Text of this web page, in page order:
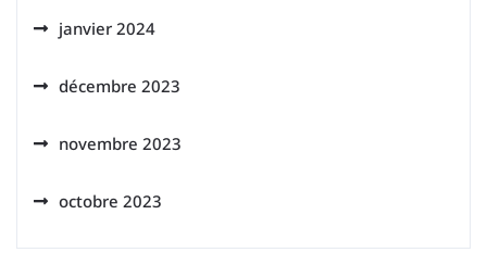
janvier 2024
décembre 2023
novembre 2023
octobre 2023